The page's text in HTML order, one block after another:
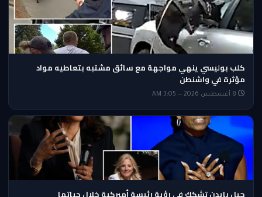
كلب بوليسي ينهي مواجهة مع سائق مشتبه بتعاطيه مواد
مؤثرة في واشنطن
جيل بايدن تشكك في رؤية رئيسة أميركية خلال حياتها